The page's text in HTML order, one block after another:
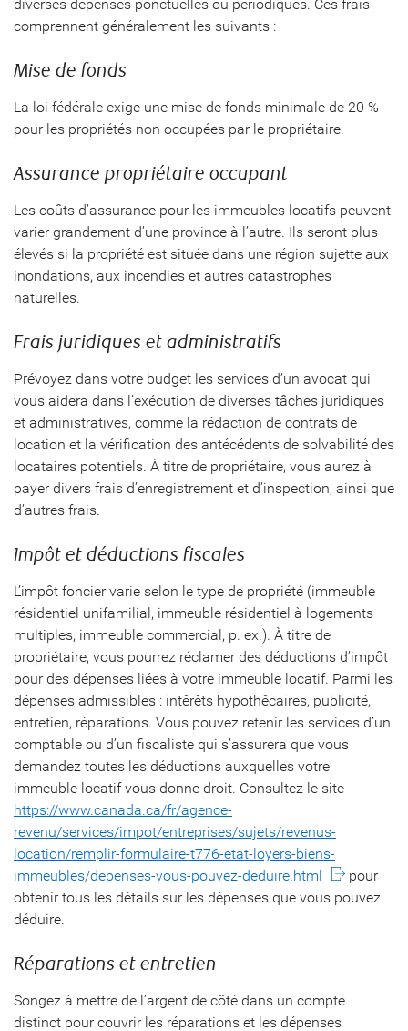
diverses dépenses ponctuelles ou périodiques. Ces frais
comprennent généralement les suivants :
Mise de fonds
La loi fédérale exige une mise de fonds minimale de 20 %
pour les propriétés non occupées par le propriétaire.
Assurance propriétaire occupant
Les coûts d’assurance pour les immeubles locatifs peuvent
varier grandement d’une province à l’autre. Ils seront plus
élevés si la propriété est située dans une région sujette aux
inondations, aux incendies et autres catastrophes
naturelles.
Frais juridiques et administratifs
Prévoyez dans votre budget les services d’un avocat qui
vous aidera dans l’exécution de diverses tâches juridiques
et administratives, comme la rédaction de contrats de
location et la vérification des antécédents de solvabilité des
locataires potentiels. À titre de propriétaire, vous aurez à
payer divers frais d’enregistrement et d’inspection, ainsi que
d’autres frais.
Impôt et déductions fiscales
L’impôt foncier varie selon le type de propriété (immeuble
résidentiel unifamilial, immeuble résidentiel à logements
multiples, immeuble commercial, p. ex.). À titre de
propriétaire, vous pourrez réclamer des déductions d’impôt
pour des dépenses liées à votre immeuble locatif. Parmi les
dépenses admissibles : intêrêts hypothêcaires, publicité,
entretien, réparations. Vous pouvez retenir les services d’un
comptable ou d’un fiscaliste qui s’assurera que vous
demandez toutes les déductions auxquelles votre
immeuble locatif vous donne droit. Consultez le site
https://www.canada.ca/fr/agence-
revenu/services/impot/entreprises/sujets/revenus-
location/remplir-formulaire-t776-etat-loyers-biens-
immeubles/depenses-vous-pouvez-deduire.html
pour
obtenir tous les détails sur les dépenses que vous pouvez
déduire.
Réparations et entretien
Songez à mettre de l’argent de côté dans un compte
distinct pour couvrir les réparations et les dépenses